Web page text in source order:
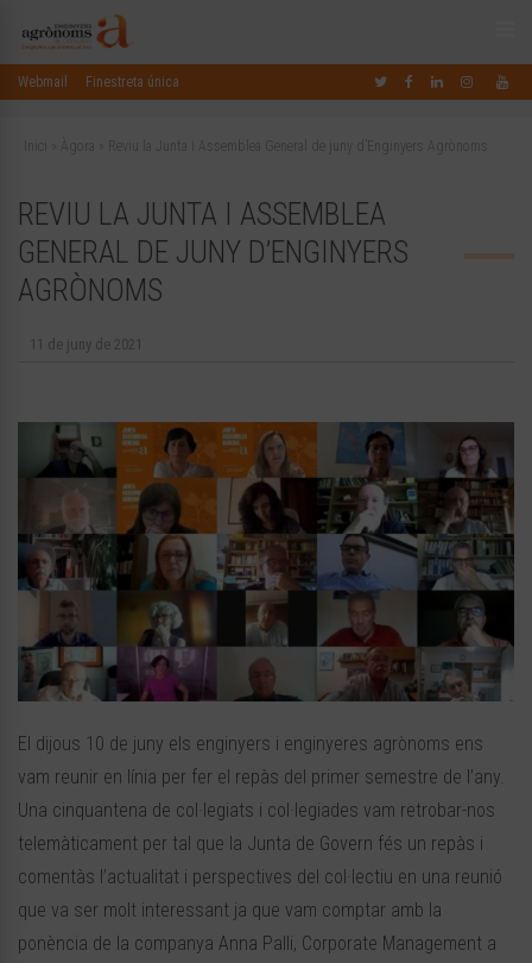
Webmail Finestreta única
Inici Àgora Reviu la Junta i Assemblea General de juny d’Enginyers Agrònoms
REVIU LA JUNTA I ASSEMBLEA
GENERAL DE JUNY D’ENGINYERS
AGRÒNOMS
11 de juny de 2021
El dijous 10 de juny els enginyers i enginyeres agrònoms ens
vam reunir en línia per fer el repàs del primer semestre de l’any.
Una cinquantena de col·legiats i col·legiades vam retrobar-nos
telemàticament per tal que la Junta de Govern fés un repàs i
comentàs l’actualitat i perspectives del col·lectiu en una reunió
que va ser molt interessant ja que vam comptar amb la
ponència de la companya Anna Palli, Corporate Management a